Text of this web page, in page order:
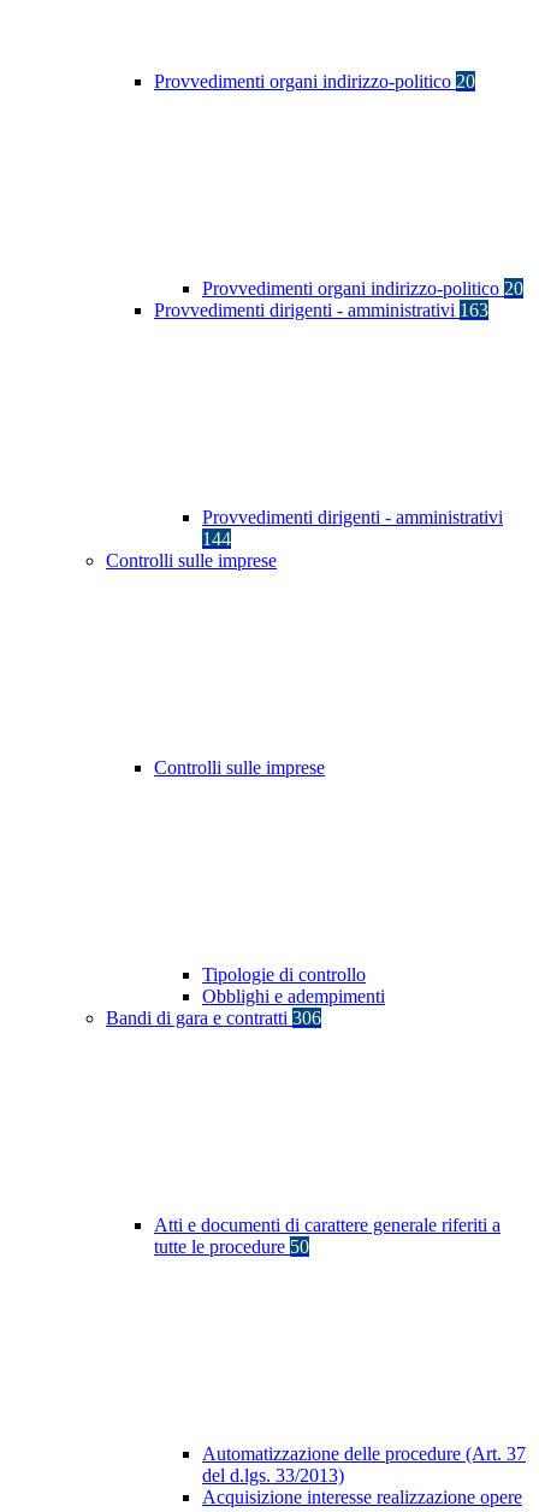
Provvedimenti organi indirizzo-politico 20
Provvedimenti organi indirizzo-politico 20
Provvedimenti dirigenti - amministrativi 163
Provvedimenti dirigenti - amministrativi
144
Controlli sulle imprese
Controlli sulle imprese
Tipologie di controllo
Obblighi e adempimenti
Bandi di gara e contratti 306
Atti e documenti di carattere generale riferiti a
tutte le procedure 50
Automatizzazione delle procedure (Art. 37
del d.lgs. 33/2013)
Acquisizione interesse realizzazione opere